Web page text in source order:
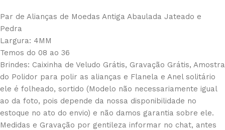
Par de Alianças de Moedas Antiga Abaulada Jateado e
Pedra
Largura: 4MM
Temos do 08 ao 36
Brindes: Caixinha de Veludo Grátis, Gravação Grátis, Amostra
do Polidor para polir as alianças e Flanela e Anel solitário
ele é folheado, sortido (Modelo não necessariamente igual
ao da foto, pois depende da nossa disponibilidade no
estoque no ato do envio) e não damos garantia sobre ele.
Medidas e Gravação por gentileza informar no chat, antes